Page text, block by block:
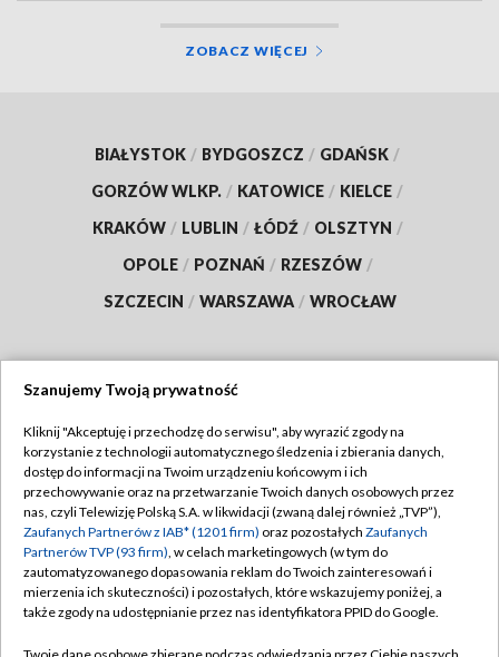
ZOBACZ WIĘCEJ
BIAŁYSTOK / BYDGOSZCZ / GDAŃSK /
GORZÓW WLKP. / KATOWICE / KIELCE /
KRAKÓW / LUBLIN / ŁÓDŹ / OLSZTYN /
OPOLE / POZNAŃ / RZESZÓW /
SZCZECIN / WARSZAWA / WROCŁAW
TVP
Abonament TVP
Emisja w TVP
Centrum informacji TVP
Naziemna Telewizja Cyfrowa
Regulamin TVP
Polityka prywatności
Moje zgody
Pomoc
Szanujemy Twoją prywatność
Kliknij "Akceptuję i przechodzę do serwisu", aby wyrazić zgody na
korzystanie z technologii automatycznego śledzenia i zbierania danych,
dostęp do informacji na Twoim urządzeniu końcowym i ich
przechowywanie oraz na przetwarzanie Twoich danych osobowych przez
nas, czyli Telewizję Polską S.A. w likwidacji (zwaną dalej również „TVP”),
Zaufanych Partnerów z IAB* (1201 firm) oraz pozostałych Zaufanych
Partnerów TVP (93 firm), w celach marketingowych (w tym do
zautomatyzowanego dopasowania reklam do Twoich zainteresowań i
mierzenia ich skuteczności) i pozostałych, które wskazujemy poniżej, a
także zgody na udostępnianie przez nas identyfikatora PPID do Google.